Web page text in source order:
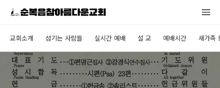
교회소개 섬기는 사람들 실시간 예배 설 교 예배시간 새가족